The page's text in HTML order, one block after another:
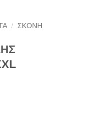
/ ΣΚΟΝΗ